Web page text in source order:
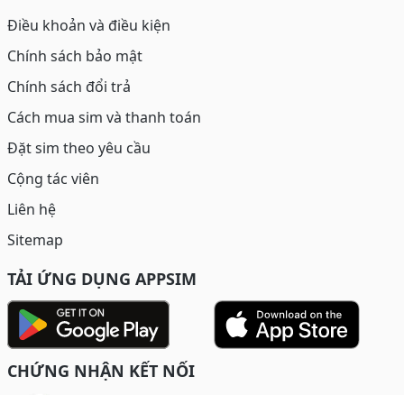
Điều khoản và điều kiện
Chính sách bảo mật
Chính sách đổi trả
Cách mua sim và thanh toán
Đặt sim theo yêu cầu
Cộng tác viên
Liên hệ
Sitemap
TẢI ỨNG DỤNG APPSIM
CHỨNG NHẬN KẾT NỐI